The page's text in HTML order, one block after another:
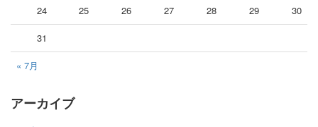
« 7月
24 25 26 27 28 29 30
31
アーカイブ